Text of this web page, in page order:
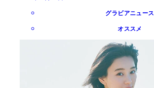
グラビアニュース
オススメ